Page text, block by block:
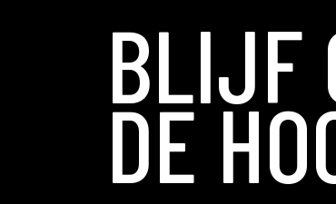
BLIJF
DE